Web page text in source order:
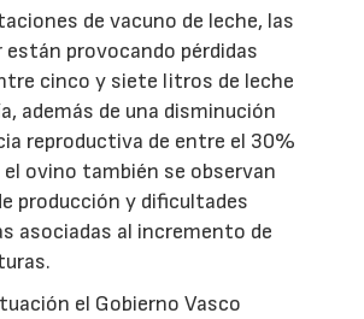
de vacuno de leche, las
están provocando pérdidas
cinco y siete litros de leche
además de una disminución
reproductiva de entre el 30%
el ovino también se observan
producción y dificultades
asociadas al incremento de
el Gobierno Vasco